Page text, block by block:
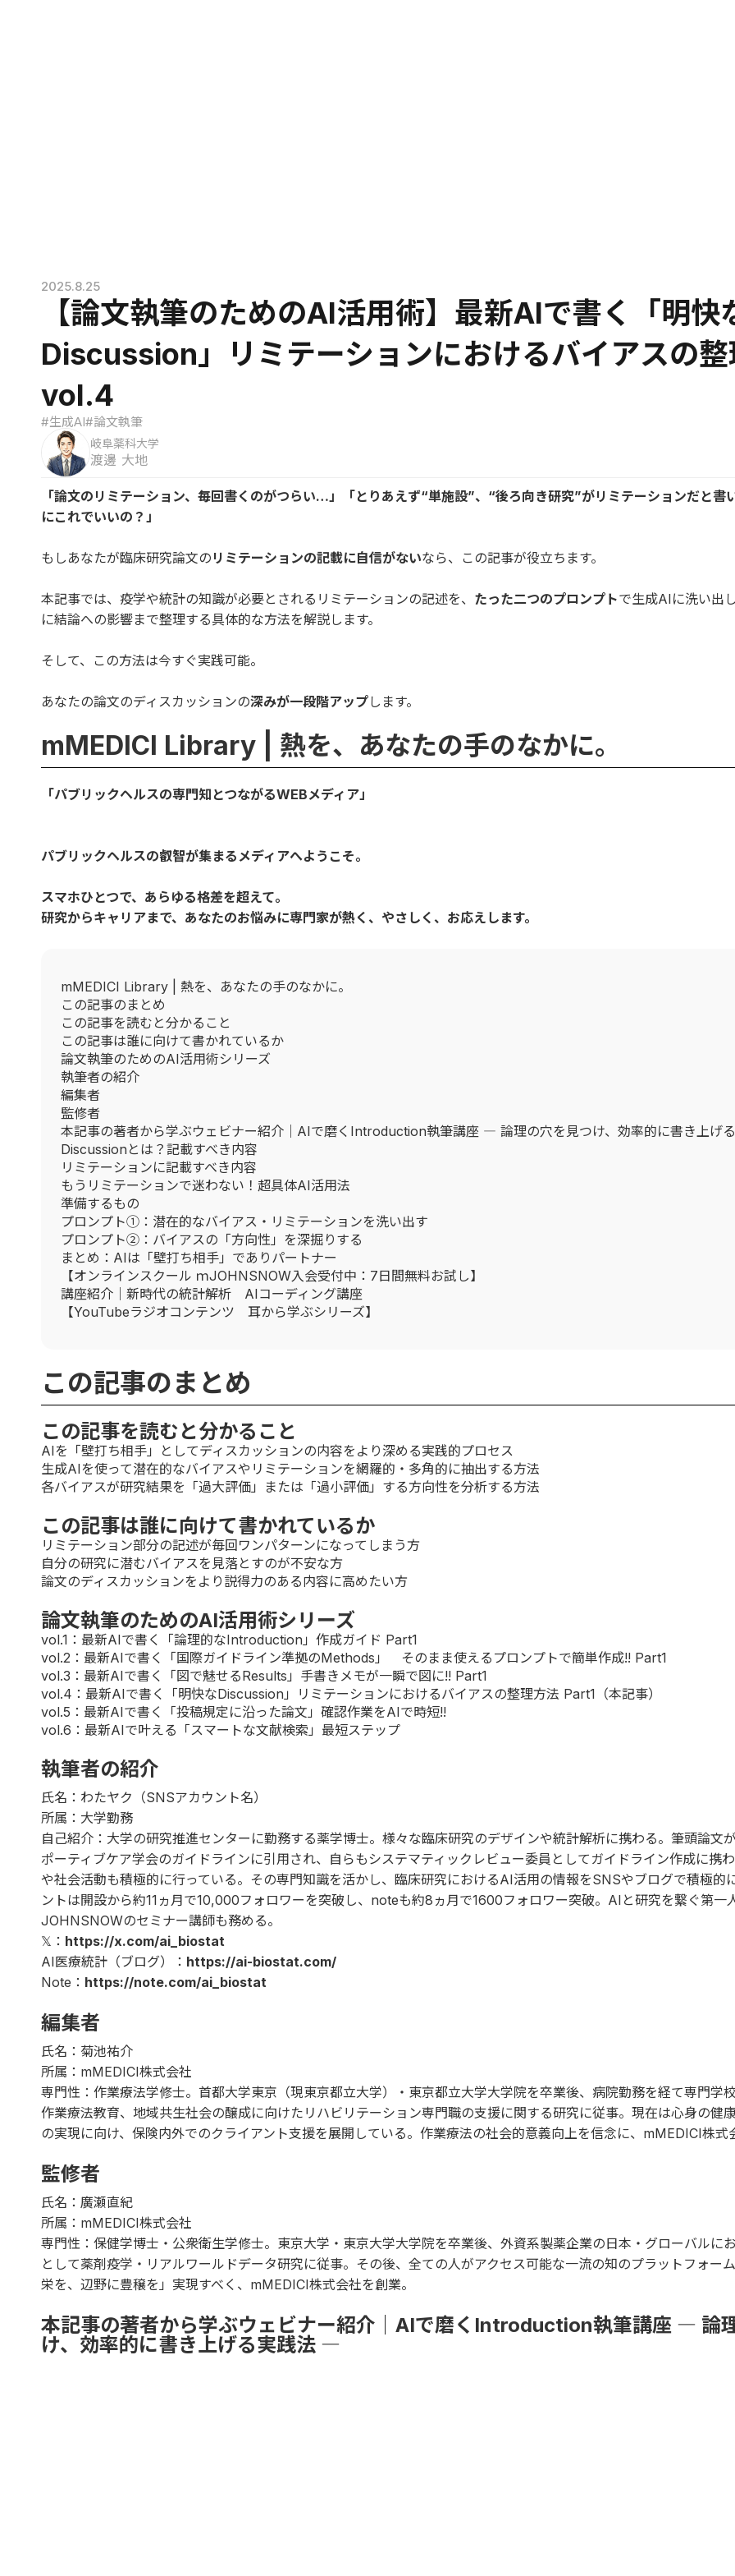
2025.8.25
【論文執筆のためのAI活用術】最新AIで書く「明快
Discussion」リミテーションにおけるバイアスの
vol.4
#生成AI#論文執筆
岐阜薬科大学
渡邊 大地
「論文のリミテーション、毎回書くのがつらい…」「とりあえず“単施設”、“後ろ向き研究”がリミテーションだと書
にこれでいいの？」
もしあなたが臨床研究論文の リミテーションの記載に自信がないなら、この記事が役立ちます。
本記事では、疫学や統計の知識が必要とされるリミテーションの記述を、 たった二つのプロンプトで生成AIに洗い出
に結論への影響まで整理する具体的な方法を解説します。
そして、この方法は今すぐ実践可能。
あなたの論文のディスカッションの深みが一段階アップします。
mMEDICI Library | 熱を、あなたの手のなかに。
「パブリックヘルスの専門知とつながるWEBメディア」
パブリックヘルスの叡智が集まるメディアへようこそ。
スマホひとつで、あらゆる格差を超えて。
研究からキャリアまで、あなたのお悩みに専門家が熱く、やさしく、お応えします。
mMEDICI Library | 熱を、あなたの手のなかに。
この記事のまとめ
この記事を読むと分かること
この記事は誰に向けて書かれているか
論文執筆のためのAI活用術シリーズ
執筆者の紹介
編集者
監修者
本記事の著者から学ぶウェビナー紹介｜AIで磨くIntroduction執筆講座 ― 論理の穴を見つけ、効率的に書き上げ
Discussionとは？記載すべき内容
リミテーションに記載すべき内容
もうリミテーションで迷わない！超具体AI活用法
準備するもの
プロンプト①：潜在的なバイアス・リミテーションを洗い出す
プロンプト②：バイアスの「方向性」を深掘りする
まとめ：AIは「壁打ち相手」でありパートナー
【オンラインスクール ｍJOHNSNOW入会受付中：7日間無料お試し】
講座紹介｜新時代の統計解析 AIコーディング講座
【YouTubeラジオコンテンツ 耳から学ぶシリーズ】
この記事のまとめ
この記事を読むと分かること
AIを「壁打ち相手」としてディスカッションの内容をより深める実践的プロセス
生成AIを使って潜在的なバイアスやリミテーションを網羅的・多角的に抽出する方法
各バイアスが研究結果を「過大評価」または「過小評価」する方向性を分析する方法
この記事は誰に向けて書かれているか
リミテーション部分の記述が毎回ワンパターンになってしまう方
自分の研究に潜むバイアスを見落とすのが不安な方
論文のディスカッションをより説得力のある内容に高めたい方
論文執筆のためのAI活用術シリーズ
vol.1 ：最新AIで書く「論理的なIntroduction」作成ガイド Part1
vol.2 ：最新AIで書く「国際ガイドライン準拠のMethods」 そのまま使えるプロンプトで簡単作成!! Part1
vol.3 ：最新AIで書く「図で魅せるResults」手書きメモが一瞬で図に!! Part1
vol.4：最新AIで書く「明快なDiscussion」リミテーションにおけるバイアスの整理方法 Part1（本記事）
vol.5 ：最新AIで書く「投稿規定に沿った論文」確認作業をAIで時短!!
vol.6 ：最新AIで叶える「スマートな文献検索」最短ステップ
執筆者の紹介
氏名：わたヤク（SNSアカウント名）
所属：大学勤務
自己紹介：大学の研究推進センターに勤務する薬学博士。様々な臨床研究のデザインや統計解析に携わる。筆頭論文
ポーティブケア学会のガイドラインに引用され、自らもシステマティックレビュー委員としてガイドライン作成に携
や社会活動も積極的に行っている。その専門知識を活かし、臨床研究におけるAI活用の情報をSNSやブログで積極的
ントは開設から約11ヵ月で10,000フォロワーを突破し、noteも約8ヵ月で1600フォロワー突破。AIと研究を繋ぐ第一
JOHNSNOWのセミナー講師も務める。
𝕏： https://x.com/ai_biostat
AI医療統計（ブログ）： https://ai-biostat.com/
Note： https://note.com/ai_biostat
編集者
氏名：菊池祐介
所属：mMEDICI株式会社
専門性：作業療法学修士。首都大学東京（現東京都立大学）・東京都立大学大学院を卒業後、病院勤務を経て専門学
作業療法教育、地域共生社会の醸成に向けたリハビリテーション専門職の支援に関する研究に従事。現在は心身の健
の実現に向け、保険内外でのクライアント支援を展開している。作業療法の社会的意義向上を信念に、mMEDICI株式
監修者
氏名：廣瀬直紀
所属：mMEDICI株式会社
専門性：保健学博士・公衆衛生学修士。東京大学・東京大学大学院を卒業後、外資系製薬企業の日本・グローバルに
として薬剤疫学・リアルワールドデータ研究に従事。その後、全ての人がアクセス可能な一流の知のプラットフォー
栄を、辺野に豊穣を」実現すべく、mMEDICI株式会社を創業。
本記事の著者から学ぶウェビナー紹介｜AIで磨くIntroduction執筆講座 ― 論
け、効率的に書き上げる実践法 ―